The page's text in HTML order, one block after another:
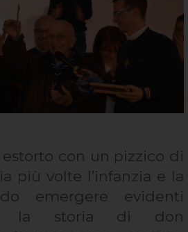
con un pizzico di
più volte l’infanzia e la
emergere evidenti
la storia di don